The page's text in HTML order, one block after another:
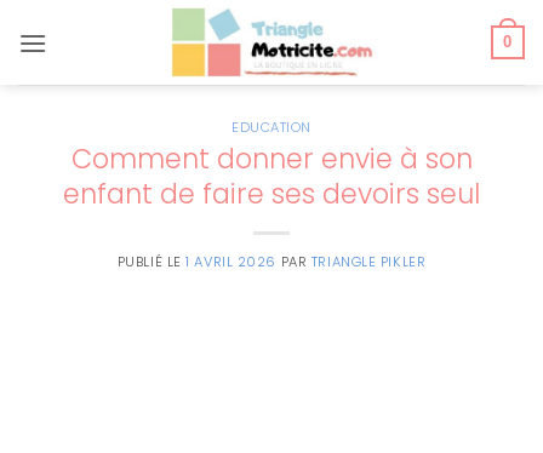
au
0
EDUCATION
Comment donner envie à son
enfant de faire ses devoirs seul
PUBLIÉ LE1 AVRIL 2026 PAR TRIANGLE PIKLER